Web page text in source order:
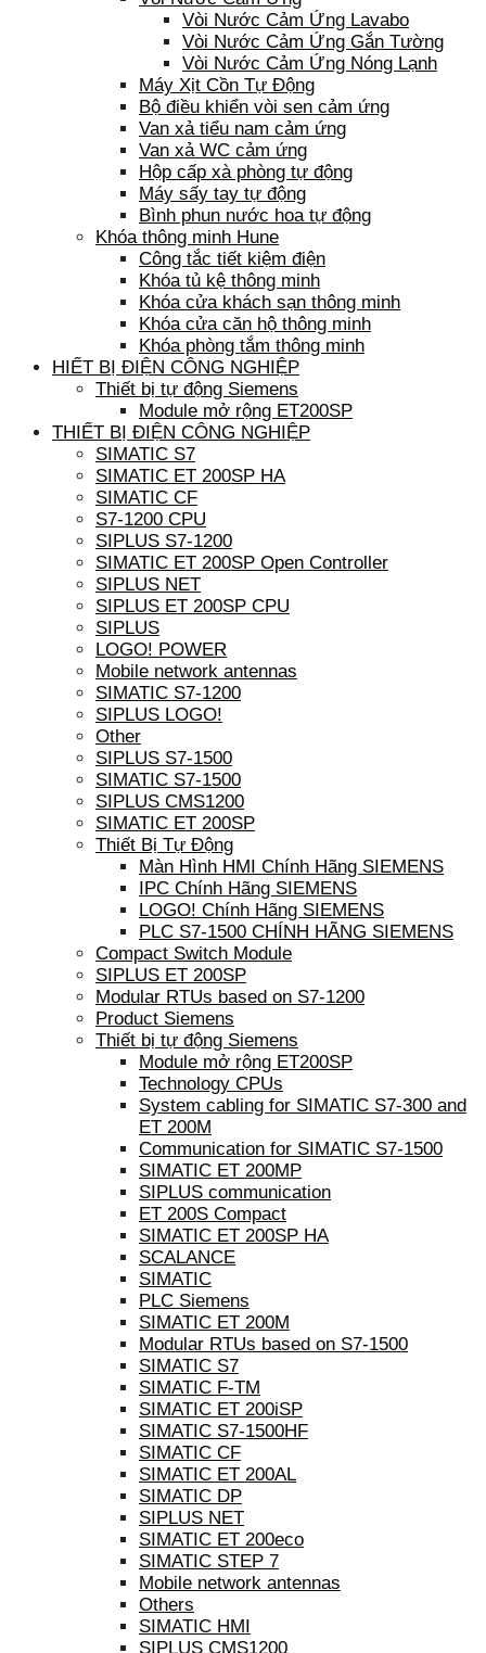
Vòi Nước Cảm Ứng Lavabo
Vòi Nước Cảm Ứng Gắn Tường
Vòi Nước Cảm Ứng Nóng Lạnh
Máy Xịt Cồn Tự Động
Bộ điều khiển vòi sen cảm ứng
Van xả tiểu nam cảm ứng
Van xả WC cảm ứng
Hộp cấp xà phòng tự động
Máy sấy tay tự động
Bình phun nước hoa tự động
Khóa thông minh Hune
Công tắc tiết kiệm điện
Khóa tủ kệ thông minh
Khóa cửa khách sạn thông minh
Khóa cửa căn hộ thông minh
Khóa phòng tắm thông minh
HIẾT BỊ ĐIỆN CÔNG NGHIỆP
Thiết bị tự động Siemens
Module mở rộng ET200SP
THIẾT BỊ ĐIỆN CÔNG NGHIỆP
SIMATIC S7
SIMATIC ET 200SP HA
SIMATIC CF
S7-1200 CPU
SIPLUS S7-1200
SIMATIC ET 200SP Open Controller
SIPLUS NET
SIPLUS ET 200SP CPU
SIPLUS
LOGO! POWER
Mobile network antennas
SIMATIC S7-1200
SIPLUS LOGO!
Other
SIPLUS S7-1500
SIMATIC S7-1500
SIPLUS CMS1200
SIMATIC ET 200SP
Thiết Bị Tự Động
Màn Hình HMI Chính Hãng SIEMENS
IPC Chính Hãng SIEMENS
LOGO! Chính Hãng SIEMENS
PLC S7-1500 CHÍNH HÃNG SIEMENS
Compact Switch Module
SIPLUS ET 200SP
Modular RTUs based on S7-1200
Product Siemens
Thiết bị tự động Siemens
Module mở rộng ET200SP
Technology CPUs
System cabling for SIMATIC S7-300 and
ET 200M
Communication for SIMATIC S7-1500
SIMATIC ET 200MP
SIPLUS communication
ET 200S Compact
SIMATIC ET 200SP HA
SCALANCE
SIMATIC
PLC Siemens
SIMATIC ET 200M
Modular RTUs based on S7-1500
SIMATIC S7
SIMATIC F-TM
SIMATIC ET 200iSP
SIMATIC S7-1500HF
SIMATIC CF
SIMATIC ET 200AL
SIMATIC DP
SIPLUS NET
SIMATIC ET 200eco
SIMATIC STEP 7
Mobile network antennas
Others
SIMATIC HMI
SIPLUS CMS1200